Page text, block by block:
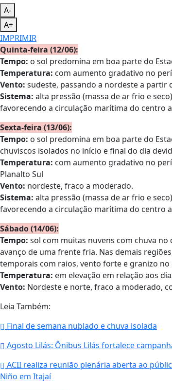
A-
A+
IMPRIMIR
Quinta-feira (12/06):
Tempo: o sol predomina em boa parte do
Temperatura: com aumento gradativo no
Vento: sudeste, passando a nordeste a partir
Sistema: alta pressão (massa de ar frio e
favorecendo a circulação marítima do centro
Sexta-feira (13/06):
Tempo: o sol predomina em boa parte do
chuviscos isolados no início e final do dia
Temperatura: com aumento gradativo no
Planalto Sul
Vento: nordeste, fraco a moderado.
Sistema: alta pressão (massa de ar frio e
favorecendo a circulação marítima do centro
Sábado (14/06):
Tempo: sol com muitas nuvens com chuva
avanço de uma frente fria. Nas demais
temporais com raios, vento forte e granizo
Temperatura: em elevação em relação aos
Vento: Nordeste e norte, fraco a moderado,
Leia Também:
Final de semana nublado e chuva isolada
Agosto Lilás: Ônibus Lilás fortalece
ACII realiza reunião plenária aberta ao
Niño em Itajaí